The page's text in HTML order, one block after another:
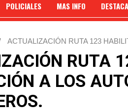
POLICIALES MAS INFO
ACTUALIZACIÓN RUTA 123
RUTA
A LOS